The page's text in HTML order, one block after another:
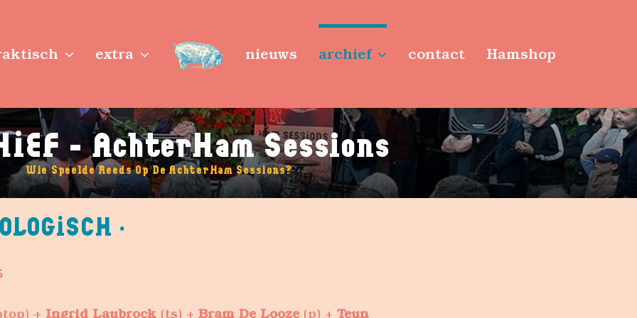
extra nieuws archief contact Hamshop
- AchterHam Sessions
Wie Speelde Reeds Op De AchterHam Sessions?
·